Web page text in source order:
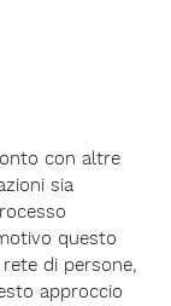
con altre
sia
questo
di persone,
approccio